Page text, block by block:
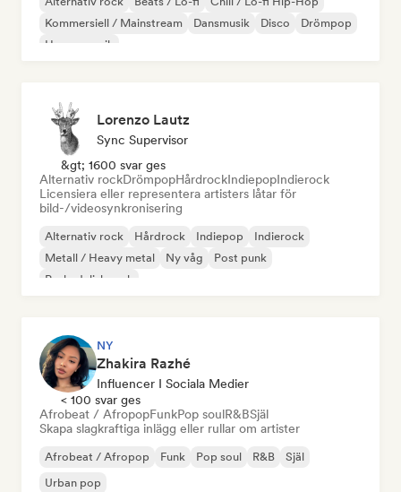
Kommersiell / Mainstream
Dansmusik Disco
Drömpop
House-musik
Lorenzo Lautz
Sync Supervisor
&gt; 1600 svar ges
Alternativ rockDrömpopHårdrockIndiepopIndierock
Licensiera eller representera artisters låtar för
bild-/videosynkronisering
Alternativ rock Hårdrock Indiepop
Indierock
Metall / Heavy metal
Ny våg
Post punk
Psykedelisk rock
NY
Zhakira Razhé
Influencer I Sociala Medier
< 100 svar ges
Afrobeat / AfropopFunkPop soulR&BSjäl
Skapa slagkraftiga inlägg eller rullar om artister
Afrobeat / Afropop Funk Pop soul R&B
Själ
Urban pop